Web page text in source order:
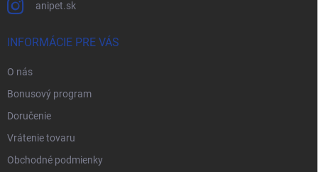
anipet.sk
INFORMÁCIE PRE VÁS
O nás
Bonusový program
Doručenie
Vrátenie tovaru
Obchodné podmienky